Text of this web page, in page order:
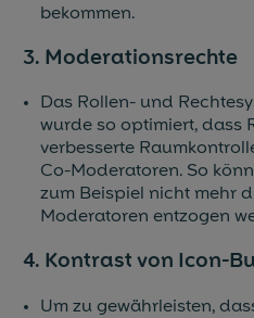
bekommen.
3. Moderationsrechte
Das Rollen- und
wurde so optimiert, dass
verbesserte
Co-Moderatoren. So
zum Beispiel nicht mehr
Moderatoren entzogen
4. Kontrast von Icon-
Um zu gewährleisten,